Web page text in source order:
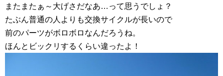
またまたぁ～大げさだなあ…って思うでしょ？
たぶん普通の人よりも交換サイクルが長いので
前のパーツがボロボロなんだろうね。
ほんとビックリするくらい違ったよ！